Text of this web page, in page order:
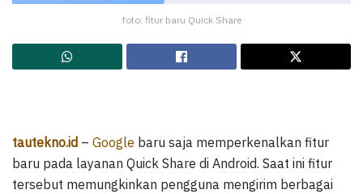
foto: fitur baru Quick Share
tautekno.id – Google baru saja memperkenalkan fitur
baru pada layanan Quick Share di Android. Saat ini fitur
tersebut memungkinkan pengguna mengirim berbagai